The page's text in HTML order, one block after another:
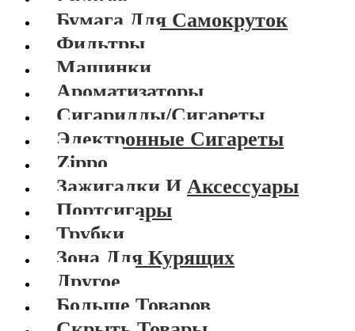
Бумага Для Самокруток
Фильтры
Машинки
Ароматизаторы
Сигариллы/Сигареты
Электронные Сигареты
Zippo
Зажигалки И Аксессуары
Портсигары
Трубки
Зона Для Курящих
Другое
Больше Товаров